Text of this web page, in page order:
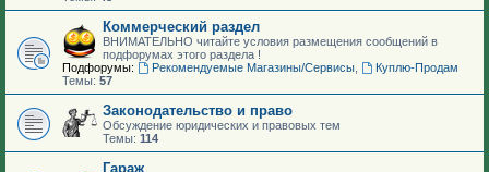
Коммерческий раздел
ВНИМАТЕЛЬНО читайте условия размещения сообщений в
подфорумах этого раздела !
Подфорумы:
Рекомендуемые Магазины/Сервисы,
Куплю-Продам
Темы: 57
Законодательство и право
Обсуждение юридических и правовых тем
Темы: 114
Гараж